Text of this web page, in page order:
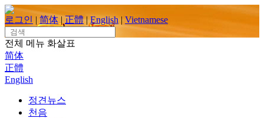
Skip
to
content
로그인 | 简体 | 正體 | English | Vietnamese
Search
for:
전체 메뉴 화살표
简体
正體
English
정견뉴스
천음